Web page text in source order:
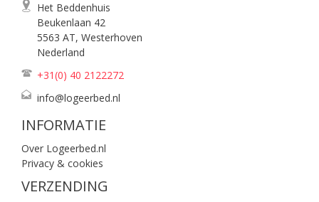
Het Beddenhuis
Beukenlaan 42
5563 AT, Westerhoven
Nederland
+31(0) 40 2122272
info@logeerbed.nl
INFORMATIE
Over Logeerbed.nl
Privacy & cookies
VERZENDING